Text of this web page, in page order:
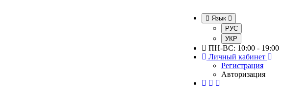
Язык
РУС
УКР
ПН-ВС: 10:00 - 19:00
Личный кабинет
Регистрация
Авторизация